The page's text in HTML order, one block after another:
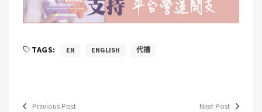
TAGS: EN ENGLISH 代禱
Previous Post Next Post